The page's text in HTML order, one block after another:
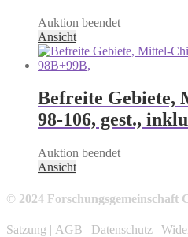
Auktion beendet
Ansicht
Befreite Gebiete,
98-106, gest.,
Auktion beendet
Ansicht
© 2024 Forschungsgemeinschaft
Satzung | AGB | Datenschutz |